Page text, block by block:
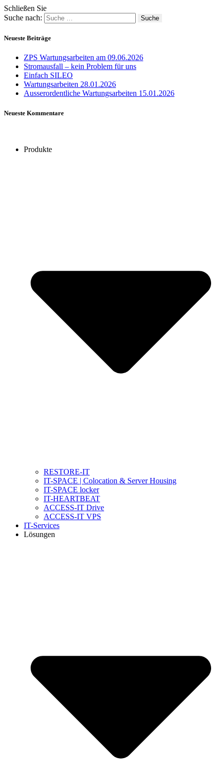
Schließen Sie
Suche nach:
Neueste Beiträge
ZPS Wartungsarbeiten am 09.06.2026
Stromausfall – kein Problem für uns
Einfach SILEO
Wartungsarbeiten 28.01.2026
Ausserordentliche Wartungsarbeiten 15.01.2026
Neueste Kommentare
Produkte
RESTORE-IT
IT-SPACE | Colocation & Server Housing
IT-SPACE locker
IT-HEARTBEAT
ACCESS-IT Drive
ACCESS-IT VPS
IT-Services
Lösungen